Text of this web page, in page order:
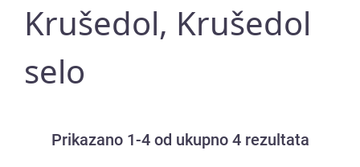
Krušedol, Krušedol
selo
Prikazano 1-4 od ukupno 4 rezultata